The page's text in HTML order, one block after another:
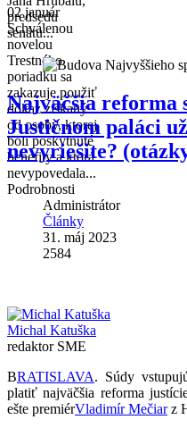
predsedu
senátu...
02 január
Schválenou
novelou
Trestného
poriadku sa
zakazuje použiť
dôkaz získaný
od osoby, ktorej
boli poskytnuté
benefity a ktorá
nevypovedala...
Najväčšia reforma
Justičnom paláci
nevyriešite?
Podrobnosti
Administrátor
Články
31. máj 2023
2584
Michal Katuška
redaktor SME
BRATISLAVA. Súdy
platiť najväčšia reforma
ešte premiérVladimír Mečiarz